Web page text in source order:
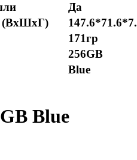
Да
(ВхШхГ)
171гр
256GB
Blue
Blue